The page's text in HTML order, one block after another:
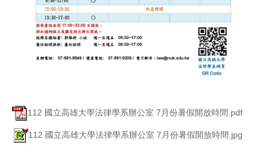
112 國立高雄大學法律學系辦公室 7月份暑假開放時間.pdf
112 國立高雄大學法律學系辦公室 7月份暑假開放時間.jpg